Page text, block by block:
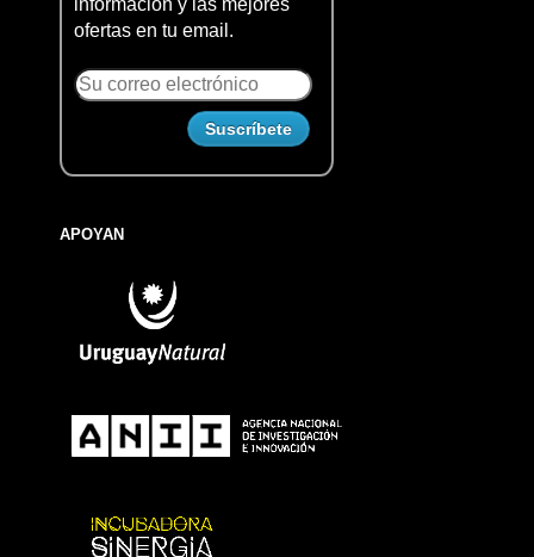
ofertas en tu email.
APOYAN